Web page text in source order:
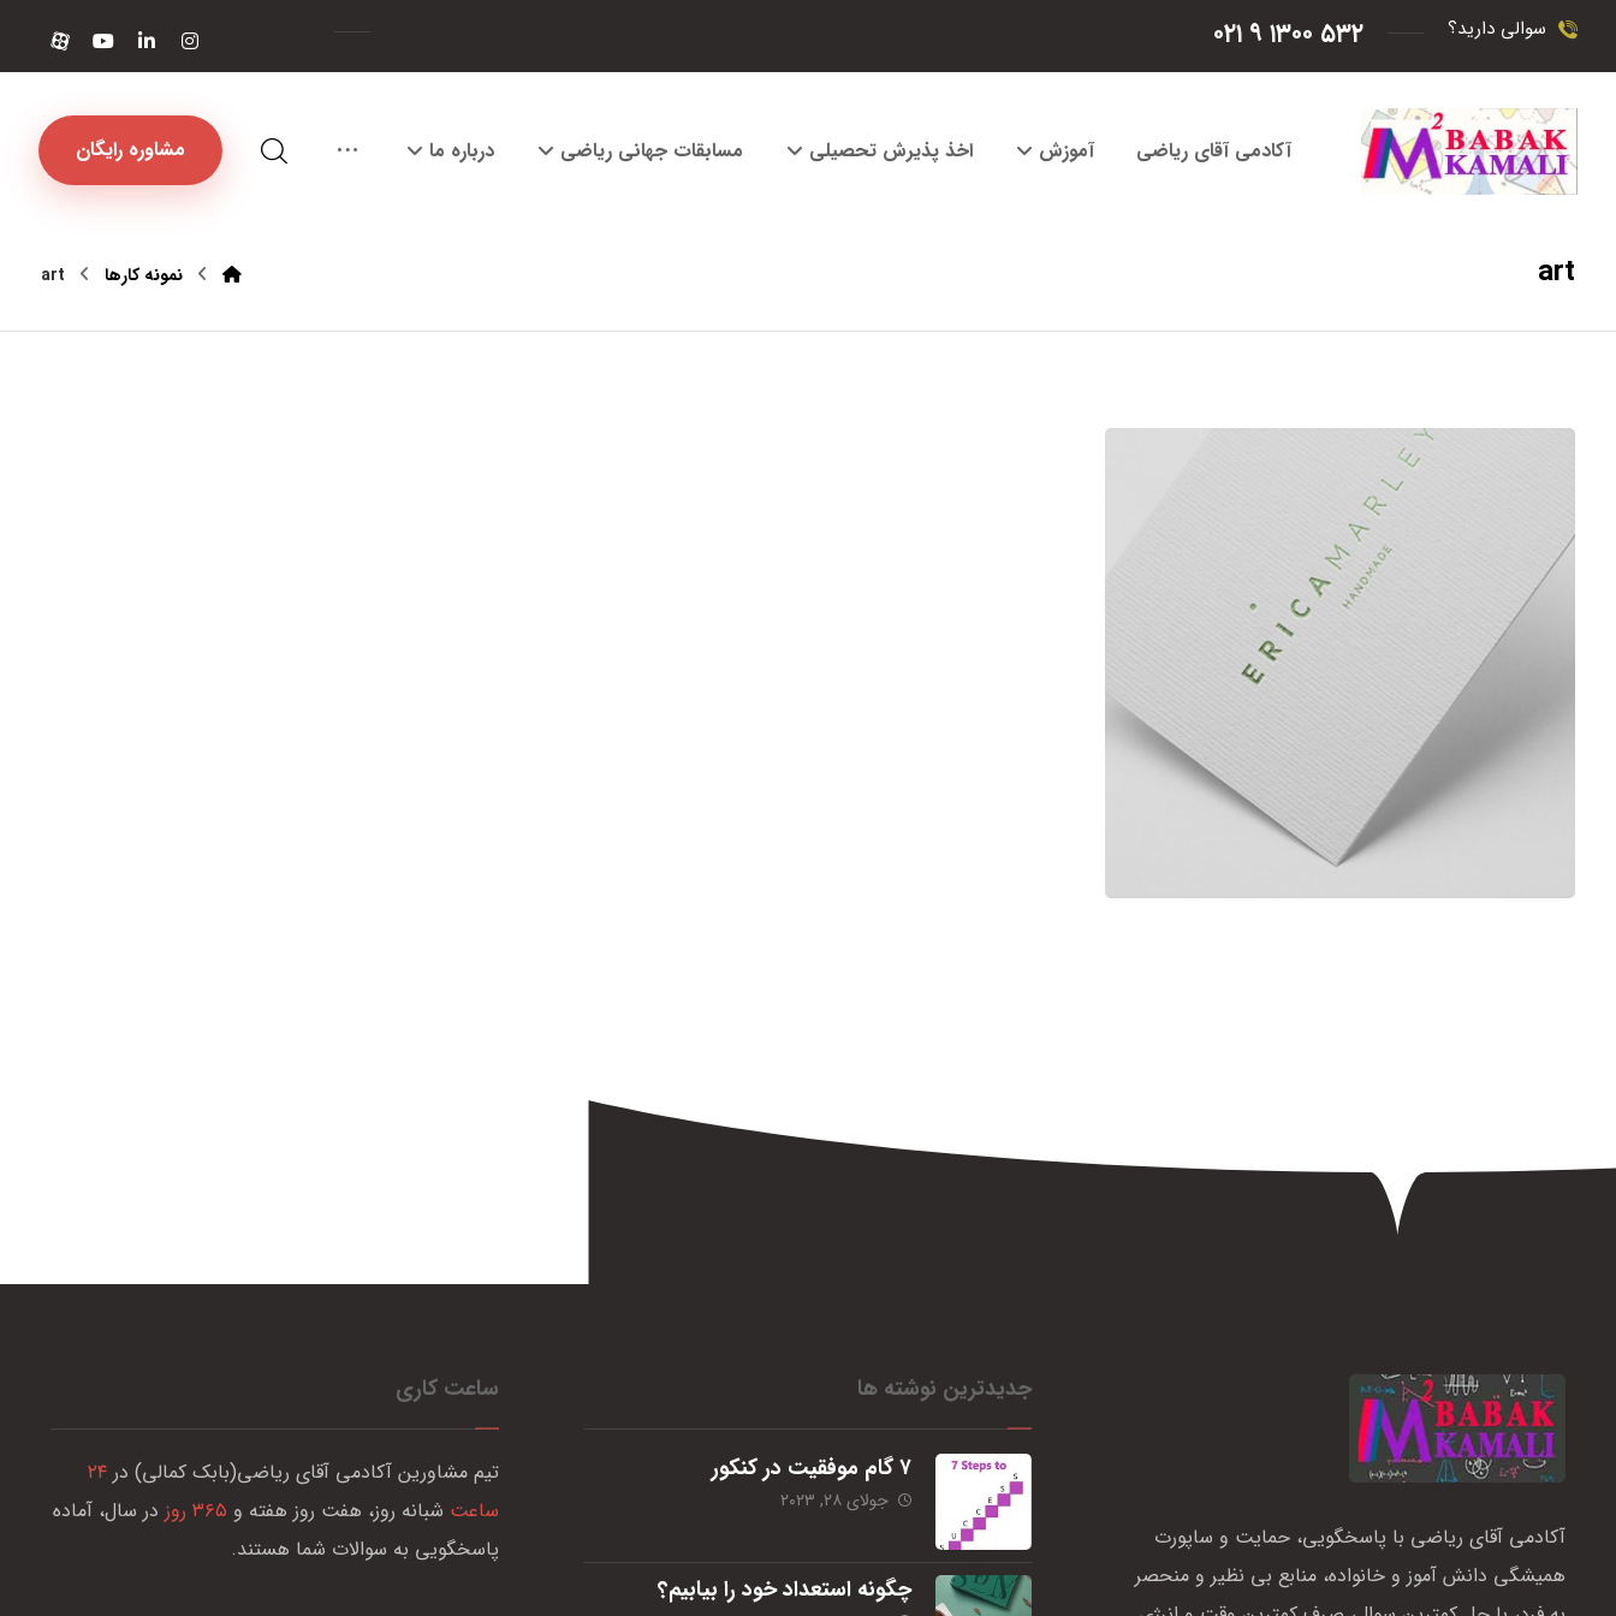
سوالی دارید؟ ۵۳۲ ۱۳۰۰ ۹ ۰۲۱
مشاوره رایگان آکادمی آقای ریاضی آموزش اخذ پذیرش تحصیلی مسابقات جهانی ریاضی درباره ما
art نمونه کارها art
آکادمی آقای ریاضی با پاسخگویی، حمایت و ساپورت
همیشگی دانش آموز و خانواده، منابع بی نظیر و منحصر
جدیدترین نوشته ها
۷ گام موفقیت در کنکور
جولای ۲۸, ۲۰۲۳
چگونه استعداد خود را بیابیم؟
ساعت کاری
تیم مشاورین آکادمی آقای ریاضی(بابک کمالی) در۲۴
ساعت شبانه روز، هفت روز هفته و ۳۶۵ روز
در سال، آماده
پاسخگویی به سوالات شما هستند.